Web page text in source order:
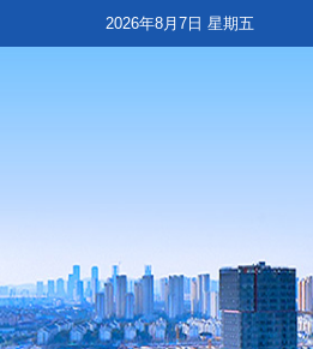
2026年8月7日 星期五